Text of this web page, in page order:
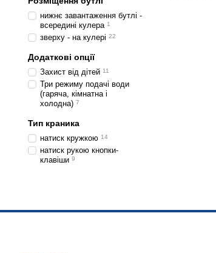
нижнє завантаження бутлі -
всередині кулера 1
зверху - на кулері 22
Додаткові опції
Захист від дітей 11
Три режиму подачі води
(гаряча, кімнатна і
холодна) 7
Тип краника
натиск кружкою 14
натиск рукою кнопки-
клавiши 9